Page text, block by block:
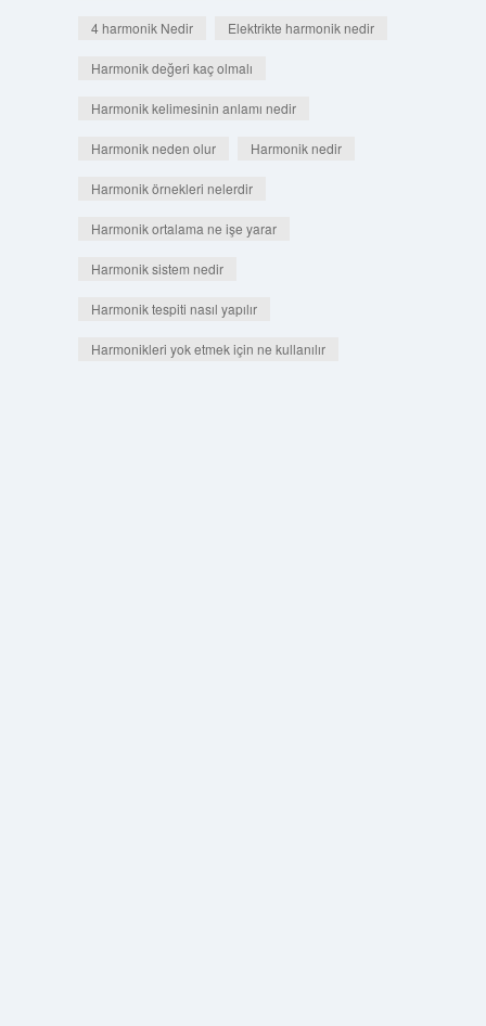
4 harmonik Nedir Elektrikte harmonik nedir
Harmonik değeri kaç olmalı
Harmonik kelimesinin anlamı nedir
Harmonik neden olur Harmonik nedir
Harmonik örnekleri nelerdir
Harmonik ortalama ne işe yarar
Harmonik sistem nedir
Harmonik tespiti nasıl yapılır
Harmonikleri yok etmek için ne kullanılır